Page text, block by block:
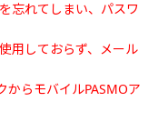
忘れてしまい、パスワ
用しておらず、メール
からモバイルPASMOア